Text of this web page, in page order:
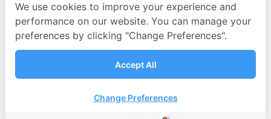
@ignitebyondemand
We use cookies to improve your experience and
performance on our website. You can manage your
preferences by clicking "Change Preferences".
Accept All
Change Preferences